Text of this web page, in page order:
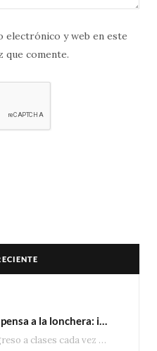
electrónico y web en este
que comente.
Con el regreso a clases cada vez más cerca, las familias comienzan a reorganizar horarios,…